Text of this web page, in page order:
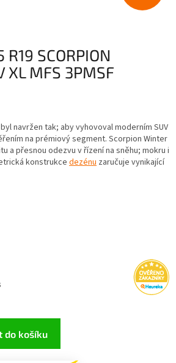
SCORPION
XL MFS 3PMSF
do košíku
byl navržen tak; aby vyhovoval moderním SUV
na prémiový segment. Scorpion Winter
a přesnou odezvu v řízení na sněhu; mokru i
konstrukce dezénu zaručuje vynikající